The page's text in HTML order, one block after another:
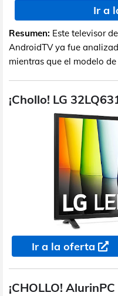
Ir a
Resumen: Este televisor
AndroidTV ya fue
mientras que el modelo
¡Chollo! LG
Ir a la oferta
¡CHOLLO!